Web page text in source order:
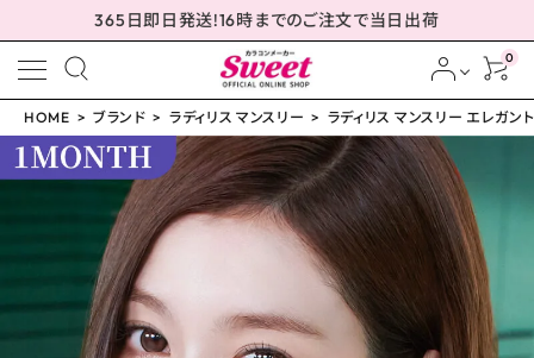
365日即日発送!16時までのご注文で当日出荷
0
meeting_room ログイン person 会員登録
HOME ブランド ラディリス マンスリー ラディリス マンスリー エレガン